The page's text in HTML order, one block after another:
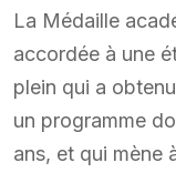
La Médaille
accordée à une
plein qui a
un programme
ans, et qui mène